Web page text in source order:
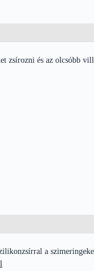
zsírozni és az olcsóbb
a